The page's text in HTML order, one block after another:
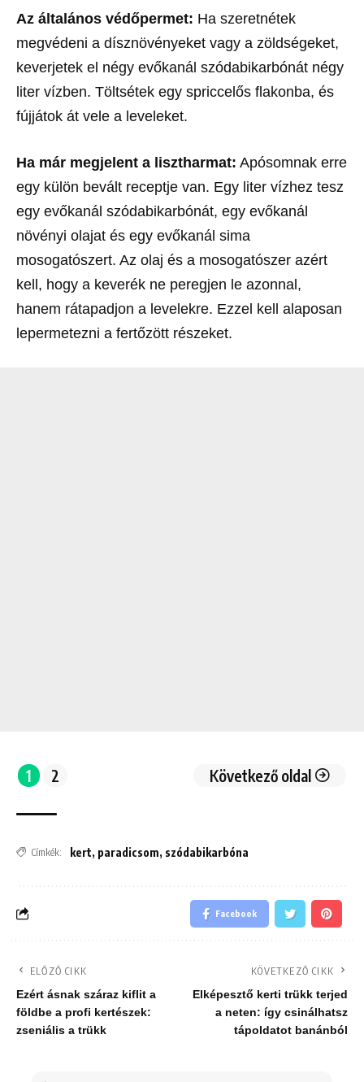
Az általános védőpermet: Ha szeretnétek
megvédeni a dísznövényeket vagy a zöldségeket,
keverjetek el négy evőkanál szódabikarbónát négy
liter vízben. Töltsétek egy spriccelős flakonba, és
fújjátok át vele a leveleket.
Ha már megjelent a lisztharmat: Apósomnak erre
egy külön bevált receptje van. Egy liter vízhez tesz
egy evőkanál szódabikarbónát, egy evőkanál
növényi olajat és egy evőkanál sima
mosogatószert. Az olaj és a mosogatószer azért
kell, hogy a keverék ne peregjen le azonnal,
hanem rátapadjon a levelekre. Ezzel kell alaposan
lepermetezni a fertőzött részeket.
1 2 Következő oldal
Címkék: kert, paradicsom, szódabikarbóna
Facebook
ELŐZŐ CIKK
Ezért ásnak száraz kiflit a
földbe a profi kertészek:
zseniális a trükk
KÖVETKEZŐ CIKK
Elképesztő kerti trükk terjed
a neten: így csinálhatsz
tápoldatot banánból